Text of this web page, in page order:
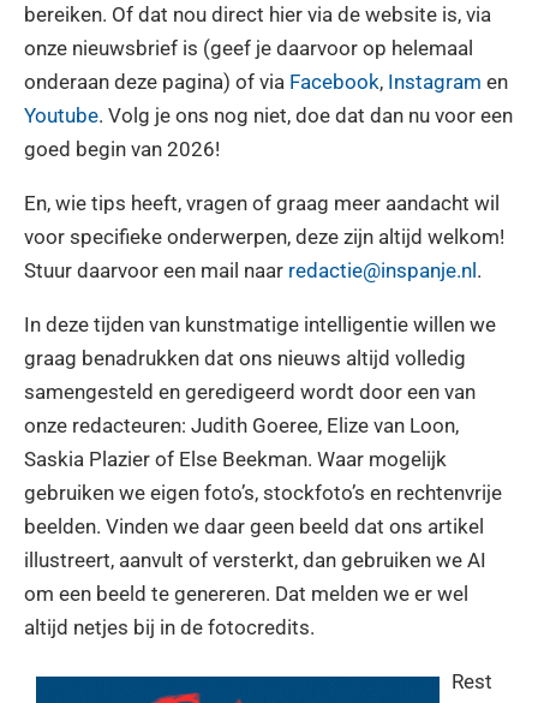
bereiken. Of dat nou direct hier via de website is, via
onze nieuwsbrief is (geef je daarvoor op helemaal
onderaan deze pagina) of via Facebook, Instagram en
Youtube. Volg je ons nog niet, doe dat dan nu voor een
goed begin van 2026!
En, wie tips heeft, vragen of graag meer aandacht wil
voor specifieke onderwerpen, deze zijn altijd welkom!
Stuur daarvoor een mail naar redactie@inspanje.nl.
In deze tijden van kunstmatige intelligentie willen we
graag benadrukken dat ons nieuws altijd volledig
samengesteld en geredigeerd wordt door een van
onze redacteuren: Judith Goeree, Elize van Loon,
Saskia Plazier of Else Beekman. Waar mogelijk
gebruiken we eigen foto’s, stockfoto’s en rechtenvrije
beelden. Vinden we daar geen beeld dat ons artikel
illustreert, aanvult of versterkt, dan gebruiken we AI
om een beeld te genereren. Dat melden we er wel
altijd netjes bij in de fotocredits.
Rest